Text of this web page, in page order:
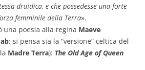
druidica, e che possedesse una forte
femminile della Terra».
una poesia alla regina Maeve
: si pensa sia la “versione” celtica del
Madre Terra): The Old Age of Queen